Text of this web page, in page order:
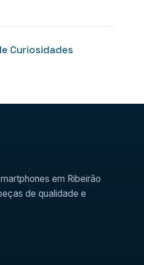
Curiosidades
em Ribeirão
de qualidade e